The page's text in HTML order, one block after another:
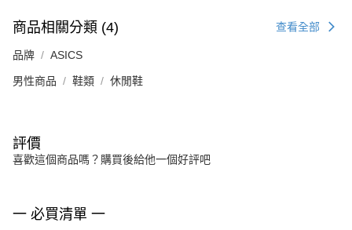
商品相關分類 (4) 查看全部
品牌 ASICS
男性商品 鞋類 休閒鞋
評價
喜歡這個商品嗎？購買後給他一個好評吧
一 必買清單 一